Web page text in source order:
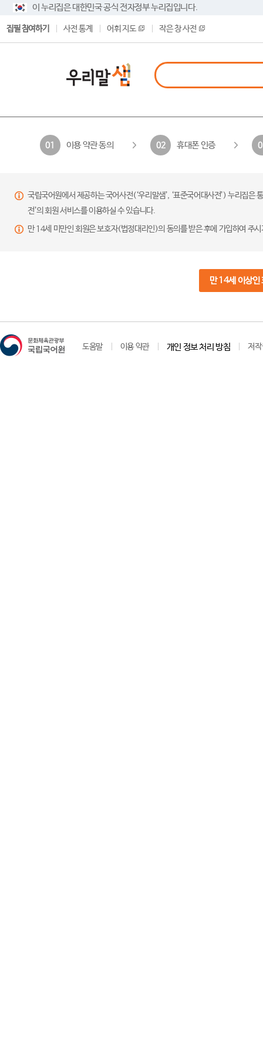
이 누리집은 대한민국 공식 전자정부 누리집입니다.
집필 참여하기 사전 통계 어휘 지도 작은 창 사전
01 이용 약관 동의 02 휴대폰 인증
국립국어원에서 제공하는 국어사전(‘우리말샘’, ‘표준국어대사전’) 누리집
전’의 회원 서비스를 이용하실 수 있습니다.
만 14세 미만인 회원은 보호자(법정대리인)의 동의를 받은 후에 가입하여 주
만 14세 이상인
도움말 이용 약관 개인 정보 처리 방침 저